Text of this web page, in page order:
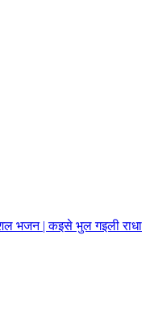
भजन | कइसे भुल गइली राधा